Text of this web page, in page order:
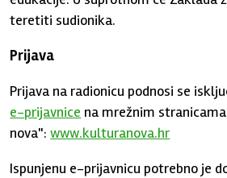
teretiti sudionika.
Prijava
Prijava na radionicu podnosi se
e-prijavnice na mrežnim
nova":www.kulturanova.hr
Ispunjenu e-prijavnicu potrebno je